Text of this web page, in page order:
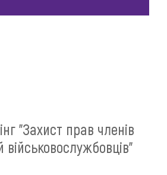
"Захист прав членів
військовослужбовців"